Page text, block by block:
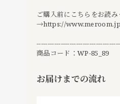
ご購入前にこちらをお読み
→https://
商品コード：WP-85_89
お届けまでの流れ